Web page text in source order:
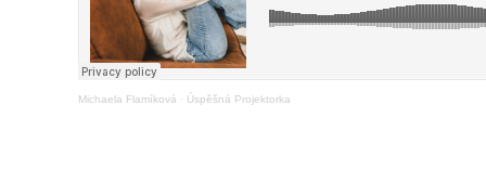
Michaela Flamíková · Úspěšná Projektorka